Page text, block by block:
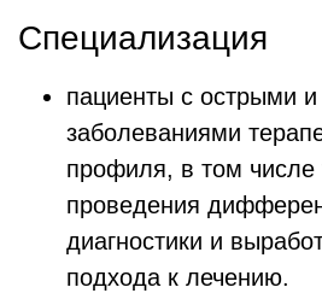
Специализация
пациенты с острыми и
заболеваниями
профиля, в том
проведения
диагностики и
подхода к лечению.